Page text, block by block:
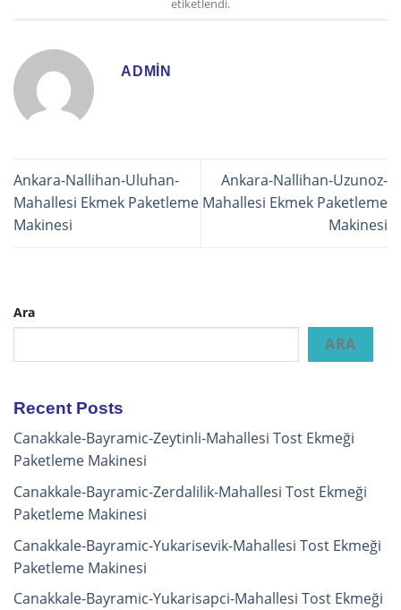
ADMIN
Ankara-Nallihan-Uluhan-
Mahallesi Ekmek Paketleme
Makinesi
Ankara-Nallihan-Uzunoz-
Mahallesi Ekmek Paketleme
Makinesi
Ara
ARA
Recent Posts
Canakkale-Bayramic-Zeytinli-Mahallesi Tost Ekmeği
Paketleme Makinesi
Canakkale-Bayramic-Zerdalilik-Mahallesi Tost Ekmeği
Paketleme Makinesi
Canakkale-Bayramic-Yukarisevik-Mahallesi Tost Ekmeği
Paketleme Makinesi
Canakkale-Bayramic-Yukarisapci-Mahallesi Tost Ekmeği